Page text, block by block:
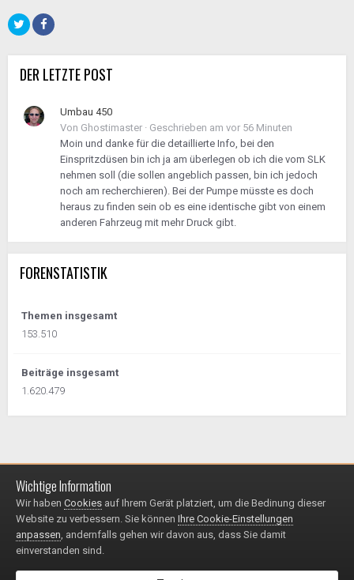
DER LETZTE POST
Umbau 450
Von Ghostimaster · Geschrieben am vor 56 Minuten
Moin und danke für die detaillierte Info, bei den
Einspritzdüsen bin ich ja am überlegen ob ich die vom SLK
nehmen soll (die sollen angeblich passen, bin ich jedoch
noch am recherchieren). Bei der Pumpe müsste es doch
heraus zu finden sein ob es eine identische gibt von einem
anderen Fahrzeug mit mehr Druck gibt.
FORENSTATISTIK
Themen insgesamt
153.510
Beiträge insgesamt
1.620.479
Impressum / Datenschutzerklärung
© 1999 - 2025
Powered by Invision Community
Wichtige Information
Wir haben Cookies auf Ihrem Gerät platziert, um die Bedinung dieser
Website zu verbessern. Sie können Ihre Cookie-Einstellungen
anpassen, andernfalls gehen wir davon aus, dass Sie damit
einverstanden sind.